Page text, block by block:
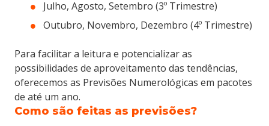
Julho, Agosto, Setembro (3º Trimestre)
Outubro, Novembro, Dezembro (4º Trimestre)
Para facilitar a leitura e potencializar as
possibilidades de aproveitamento das tendências,
oferecemos as Previsões Numerológicas em pacotes
de até um ano.
Como são feitas as previsões?